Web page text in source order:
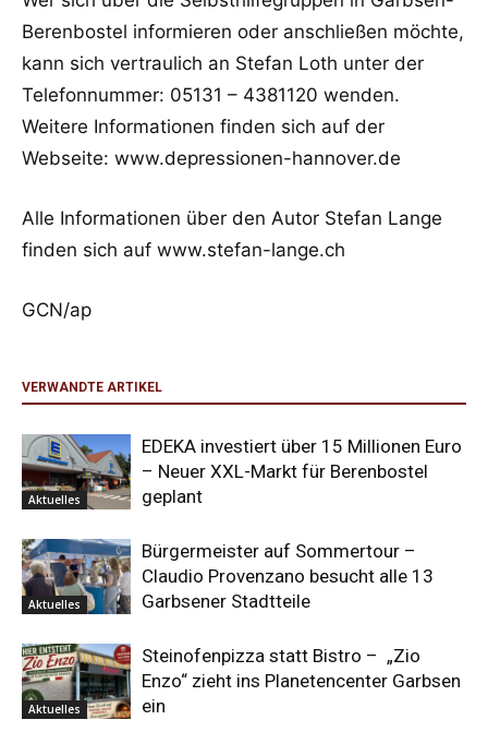
Berenbostel informieren oder anschließen möchte,
kann sich vertraulich an Stefan Loth unter der
Telefonnummer: 05131 – 4381120 wenden.
Weitere Informationen finden sich auf der
Webseite: www.depressionen-hannover.de
Alle Informationen über den Autor Stefan Lange
finden sich auf www.stefan-lange.ch
GCN/ap
VERWANDTE ARTIKEL
Aktuelles
EDEKA investiert über 15 Millionen Euro
– Neuer XXL-Markt für Berenbostel
geplant
Aktuelles
Bürgermeister auf Sommertour –
Claudio Provenzano besucht alle 13
Garbsener Stadtteile
Aktuelles
Steinofenpizza statt Bistro – „Zio
Enzo“ zieht ins Planetencenter Garbsen
ein